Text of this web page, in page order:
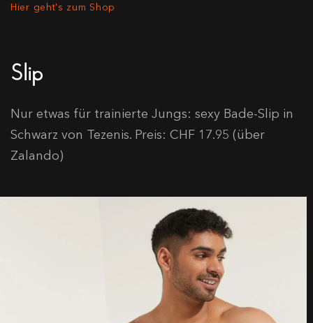
Hier geht's zum Shop
Slip
Nur etwas für trainierte Jungs: sexy Bade-Slip in
Schwarz von Tezenis. Preis: CHF 17.95 (über
Zalando)